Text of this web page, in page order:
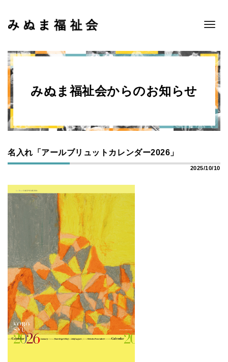
Toggle
みぬま福祉会からのお知らせ
名入れ「アールブリュットカレンダー2026」
2025/10/10